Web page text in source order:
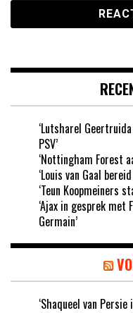
‘Lutsharel
PSV’
‘Nottingham Forest
‘Louis van Gaal
‘Teun Koopmeiners
‘Ajax in gesprek
Germain’
‘Shaqueel van